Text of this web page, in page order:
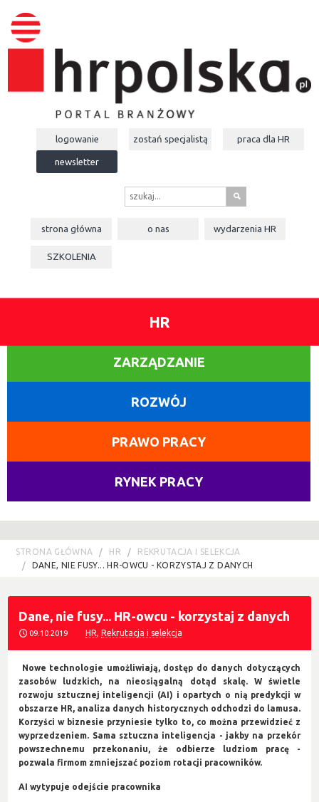
logowanie zostań specjalistą praca dla HR
newsletter
s
strona główna o nas wydarzeniaHR
SZKOLENIA
HR
ZARZĄDZANIE
ROZWÓJ
PRAWO PRACY
RYNEK PRACY
STRONA GŁÓWNA HR
REKRUTACJA I SELEKCJA
DANE, NIE FUSY... HR-OWCU - KORZYSTAJ Z DANYCH
Dane, nie fusy... HR-owcu - korzystaj z danych
09.10.2019 HR,Rekrutacja i selekcja
Nowe technologie umożliwiają, dostęp do danych dotyczących
zasobów ludzkich, na nieosiągalną dotąd skalę. W świetle
rozwoju sztucznej inteligencji (AI) i opartych o nią predykcji w
obszarze HR, analiza danych historycznych odchodzi do lamusa.
Korzyści w biznesie przyniesie tylko to, co można przewidzieć z
wyprzedzeniem. Sama sztuczna inteligencja - jakby na przekór
powszechnemu przekonaniu, że odbierze ludziom pracę -
pozwala firmom zmniejszać poziom rotacji pracowników.
AI wytypuje odejście pracownika